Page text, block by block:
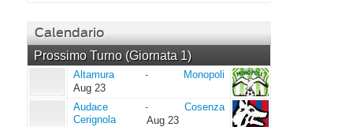
Calendario
Prossimo Turno (Giornata 1)
Altamura
Altamura -
Monopoli
Aug 23
Audace
Cerignola
Audace
Cerignola
-
Cosenza
Aug 23